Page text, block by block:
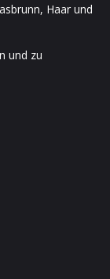
Haar und
und zu